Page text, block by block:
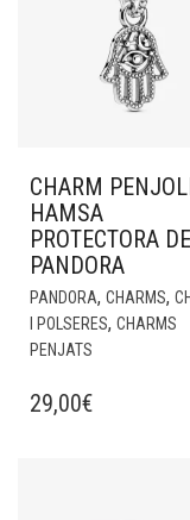
CHARM
HAMSA
PROTECTORA DE
PANDORA
PANDORA, CHARMS,
I POLSERES, CHARMS
PENJATS
29,00€